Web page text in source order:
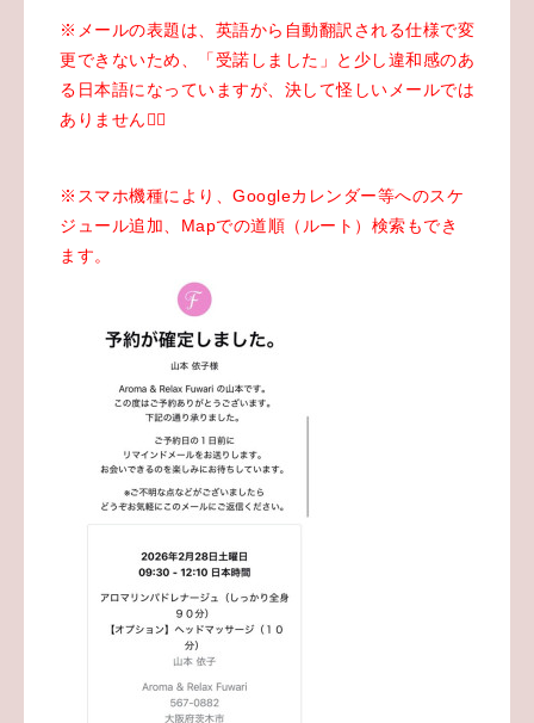
※メールの表題は、英語から自動翻訳される仕様で変
更できないため、「受諾しました」と少し違和感のあ
る日本語になっていますが、決して怪しいメールでは
ありません🙇‍♂️
※スマホ機種により、Googleカレンダー等へのスケ
ジュール追加、Mapでの道順（ルート）検索もでき
ます。